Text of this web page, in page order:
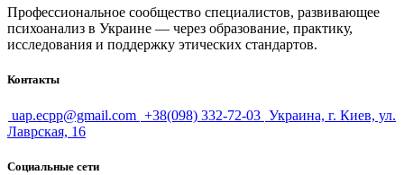
Профессиональное сообщество специалистов, развивающее
психоанализ в Украине — через образование, практику,
исследования и поддержку этических стандартов.
Контакты
uap.ecpp@gmail.com +38(098) 332-72-03 Украина, г. Киев, ул.
Лаврская, 16
Социальные сети